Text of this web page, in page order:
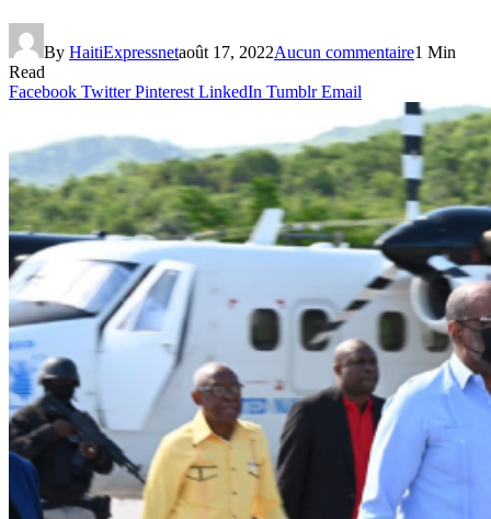
By HaitiExpressnetaoût 17, 2022Aucun commentaire1 Min
Read
Facebook Twitter Pinterest LinkedIn Tumblr Email